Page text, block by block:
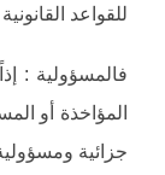
للقواعد
فالمسؤولية :
المؤاخذة أو
جزائية